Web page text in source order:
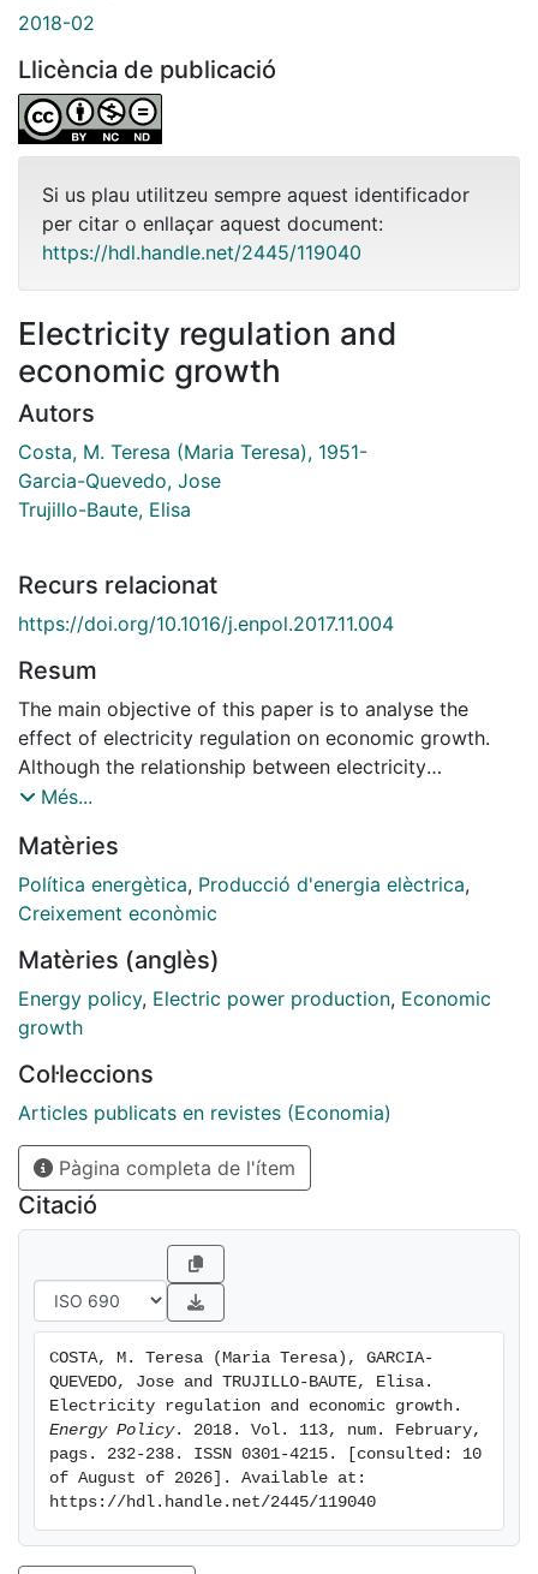
2018-02
Llicència de publicació
Si us plau utilitzeu sempre aquest identificador
per citar o enllaçar aquest document:
https://hdl.handle.net/2445/119040
Electricity regulation and
economic growth
Autors
Costa, M. Teresa (Maria Teresa), 1951-
Garcia-Quevedo, Jose
Trujillo-Baute, Elisa
Recurs relacionat
https://doi.org/10.1016/j.enpol.2017.11.004
Resum
The main objective of this paper is to analyse the
effect of electricity regulation on economic growth.
Although the relationship between electricity
consumption and economic growth has been
framework has not been used to estimate the effect of
electricity regulation on economic growth.
Understanding this effect is essential for the
assess the effects of two major areas of regulation,
renewable energy promotion costs and network costs,
on electricity consumption and growth. A dataset for
compiled based on CEER reports and EUROSTAT
databases. The results of the empirical analysis show
that the two regulation instruments have a negative
effect on electricity consumption and economic
growth and provide estimates of their effects on
growth in quantitative terms.
Més...
Matèries
Política energètica, Producció d'energia elèctrica,
Creixement econòmic
Matèries (anglès)
Energy policy, Electric power production, Economic
growth
Col·leccions
Articles publicats en revistes (Economia)
Pàgina completa de l'ítem
Citació
COSTA, M. Teresa (Maria Teresa), GARCIA-
QUEVEDO, Jose and TRUJILLO-BAUTE, Elisa.
Energy Policy. 2018. Vol. 113, num. February,
pags. 232-238. ISSN 0301-4215. [consulted: 10
of August of 2026]. Available at:
https://hdl.handle.net/2445/119040